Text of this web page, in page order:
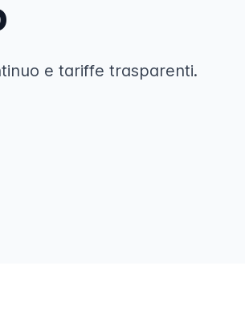
e tariffe trasparenti.